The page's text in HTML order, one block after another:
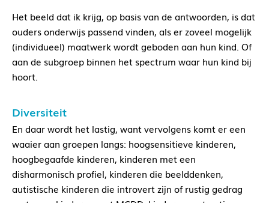
Het beeld dat ik krijg, op basis van de antwoorden, is dat
ouders onderwijs passend vinden, als er zoveel mogelijk
(individueel) maatwerk wordt geboden aan hun kind. Of
aan de subgroep binnen het spectrum waar hun kind bij
hoort.
Diversiteit
En daar wordt het lastig, want vervolgens komt er een
waaier aan groepen langs: hoogsensitieve kinderen,
hoogbegaafde kinderen, kinderen met een
disharmonisch profiel, kinderen die beelddenken,
autistische kinderen die introvert zijn of rustig gedrag